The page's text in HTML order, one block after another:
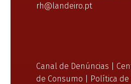
rh@landeiro.pt
Canal de Denúncias
de Consumo
Política de